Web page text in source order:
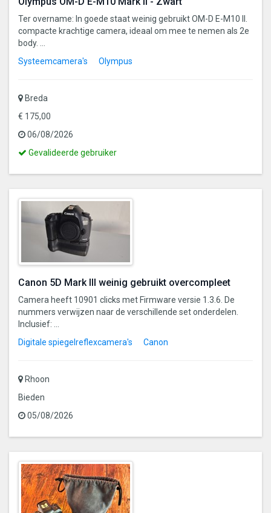
Ter overname: In goede staat weinig gebruikt OM-D E-M10 II.
compacte krachtige camera, ideaal om mee te nemen als 2e
body. ...
Systeemcamera's
Olympus
Breda
€ 175,00
06/08/2026
Dit
een
gevalideerde
gebruiker
Gevalideerde gebruiker
Canon 5D Mark III weinig gebruikt overcompleet
Camera heeft 10901 clicks met Firmware versie 1.3.6. De
nummers verwijzen naar de verschillende set onderdelen.
Inclusief: ...
Digitale spiegelreflexcamera's
Canon
Rhoon
Bieden
05/08/2026